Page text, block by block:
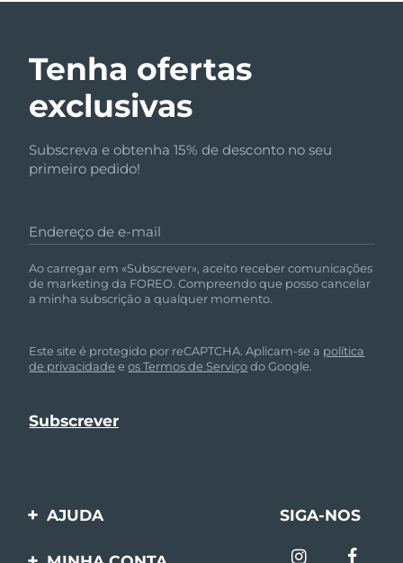
Tenha ofertas
exclusivas
Subscreva e obtenha 15% de desconto no seu
primeiro pedido!
Endereço de e-mail
Ao carregar em «Subscrever», aceito receber comunicações
de marketing da FOREO. Compreendo que posso cancelar
a minha subscrição a qualquer momento.
Este site é protegido por reCAPTCHA. Aplicam-se a política
de privacidade eos Termos de Serviçodo Google.
AJUDA
Entre em contato
SIGA-NOS